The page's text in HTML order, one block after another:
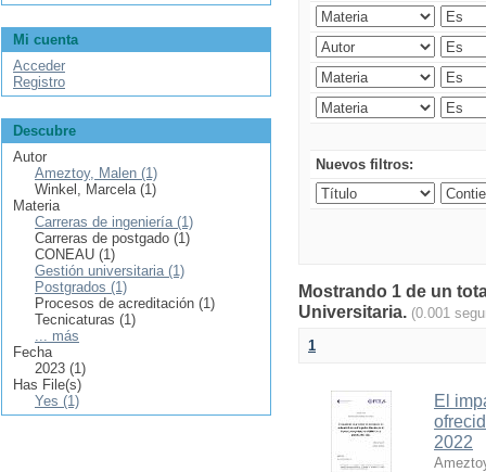
Nuevos filtros:
Mostrando 1 de un
Universitaria. (0.001
1
El
2022
Mi cuenta
Acceder
Registro
Descubre
Autor
Ameztoy, Malen (1)
Winkel, Marcela (1)
Materia
Carreras de ingeniería (1)
Carreras de postgado (1)
CONEAU (1)
Gestión universitaria (1)
Postgrados (1)
Procesos de acreditación (1)
Tecnicaturas (1)
... más
Fecha
2023 (1)
Has File(s)
Yes (1)